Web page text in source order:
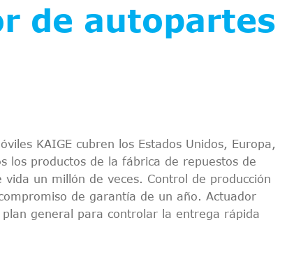
de autopartes
KAIGE cubren los Estados Unidos, Europa,
los productos de la fábrica de repuestos de
un millón de veces. Control de producción
de garantía de un año. Actuador
general para controlar la entrega rápida